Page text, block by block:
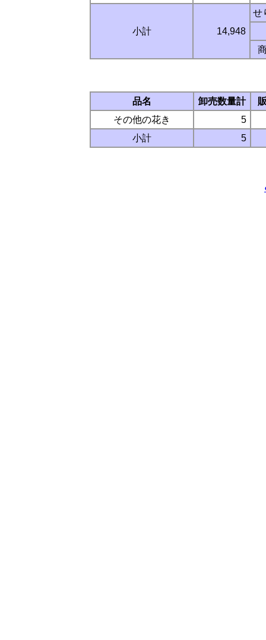
小計 14,948
せ
品名 卸売数量計
その他の花き
5
小計
5